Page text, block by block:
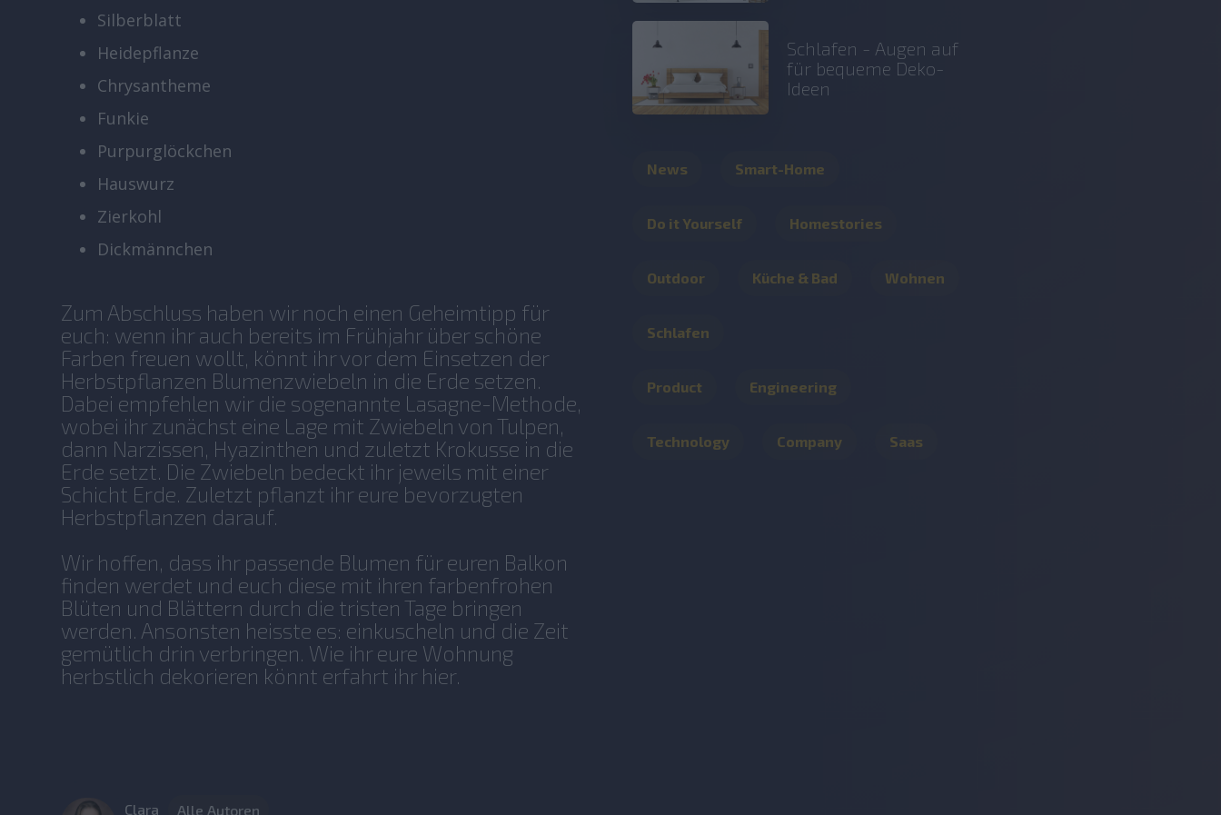
Silberblatt
Heidepflanze
Chrysantheme
Funkie
Purpurglöckchen
Hauswurz
Zierkohl
Dickmännchen
Zum Abschluss haben wir noch einen Geheimtipp für
euch: wenn ihr auch bereits im Frühjahr über schöne
Farben freuen wollt, könnt ihr vor dem Einsetzen der
Herbstpflanzen Blumenzwiebeln in die Erde setzen.
Dabei empfehlen wir die sogenannte Lasagne-Methode,
wobei ihr zunächst eine Lage mit Zwiebeln von Tulpen,
dann Narzissen, Hyazinthen und zuletzt Krokusse in die
Erde setzt. Die Zwiebeln bedeckt ihr jeweils mit einer
Schicht Erde. Zuletzt pflanzt ihr eure bevorzugten
Herbstpflanzen darauf.
Wir hoffen, dass ihr passende Blumen für euren Balkon
finden werdet und euch diese mit ihren farbenfrohen
Blüten und Blättern durch die tristen Tage bringen
werden. Ansonsten heisste es: einkuscheln und die Zeit
gemütlich drin verbringen. Wie ihr eure Wohnung
herbstlich dekorieren könnt erfahrt ihr hier.
Clara Alle Autoren
Schlafen - Augen auf
für bequeme Deko-
Ideen
News Smart-Home
Do it Yourself Homestories
Outdoor Küche & Bad Wohnen
Schlafen
Product Engineering
Technology Company Saas